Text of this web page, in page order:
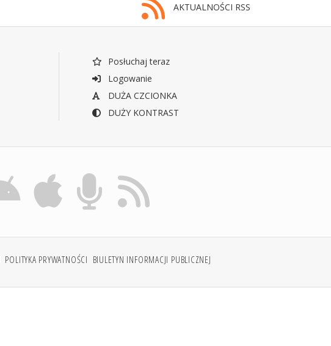
AKTUALNOŚCI RSS
Posłuchaj teraz
Logowanie
DUŻA CZCIONKA
DUŻY KONTRAST
POLITYKA PRYWATNOŚCI BIULETYN INFORMACJI PUBLICZNEJ